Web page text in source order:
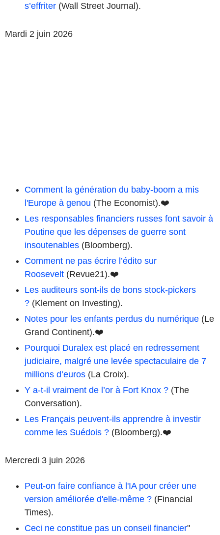
s’effriter (Wall Street Journal).
Mardi 2 juin 2026
Comment la génération du baby-boom a mis
l'Europe à genou (The Economist).❤️
Les responsables financiers russes font savoir à
Poutine que les dépenses de guerre sont
insoutenables (Bloomberg).
Comment ne pas écrire l’édito sur
Roosevelt (Revue21).❤️
Les auditeurs sont-ils de bons stock-pickers
? (Klement on Investing).
Notes pour les enfants perdus du numérique (Le
Grand Continent).❤️
Pourquoi Duralex est placé en redressement
judiciaire, malgré une levée spectaculaire de 7
millions d’euros (La Croix).
Y a-t-il vraiment de l’or à Fort Knox ? (The
Conversation).
Les Français peuvent-ils apprendre à investir
comme les Suédois ? (Bloomberg).❤️
Mercredi 3 juin 2026
Peut-on faire confiance à l'IA pour créer une
version améliorée d'elle-même ? (Financial
Times).
Ceci ne constitue pas un conseil financier"